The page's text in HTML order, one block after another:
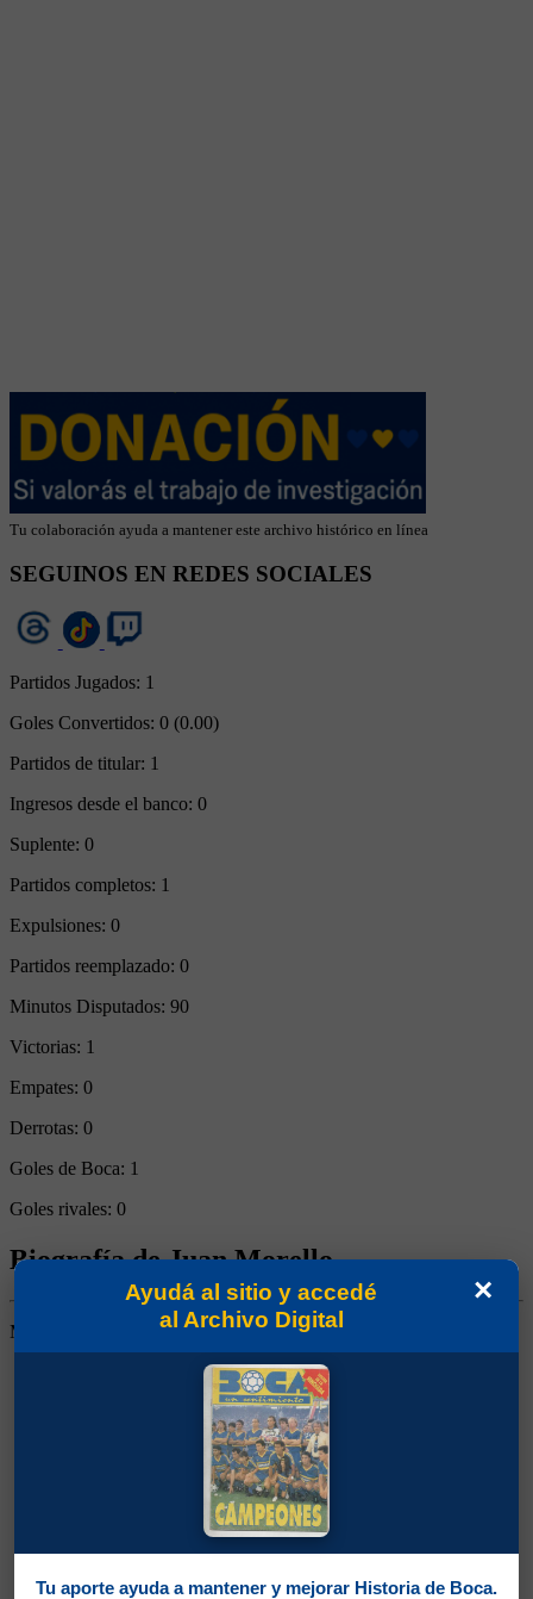
Tu colaboración ayuda a mantener este archivo histórico en línea
SEGUINOS EN REDES SOCIALES
Partidos Jugados: 1
Goles Convertidos: 0 (0.00)
Partidos de titular: 1
Ingresos desde el banco: 0
Suplente: 0
Partidos completos: 1
Expulsiones: 0
Partidos reemplazado: 0
Minutos Disputados: 90
Victorias: 1
Empates: 0
Derrotas: 0
Goles de Boca: 1
Goles rivales: 0
Biografía de Juan Morello
Medio Derecho. Jugó un solo encuentro en Primera
×
Ayudá al sitio y accedé
al Archivo Digital
Tu aporte ayuda a mantener y mejorar Historia de Boca.